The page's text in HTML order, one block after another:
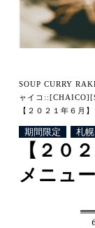
SOUP CURRY
ャイコ
【２０２１年６月
期間限定 札
【２０
メニュ